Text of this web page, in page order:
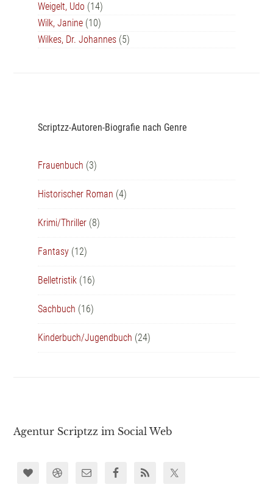
Weigelt, Udo (14)
Wilk, Janine (10)
Wilkes, Dr. Johannes (5)
Scriptzz-Autoren-Biografie nach Genre
Frauenbuch (3)
Historischer Roman (4)
Krimi/Thriller (8)
Fantasy (12)
Belletristik (16)
Sachbuch (16)
Kinderbuch/Jugendbuch (24)
Agentur Scriptzz im Social Web